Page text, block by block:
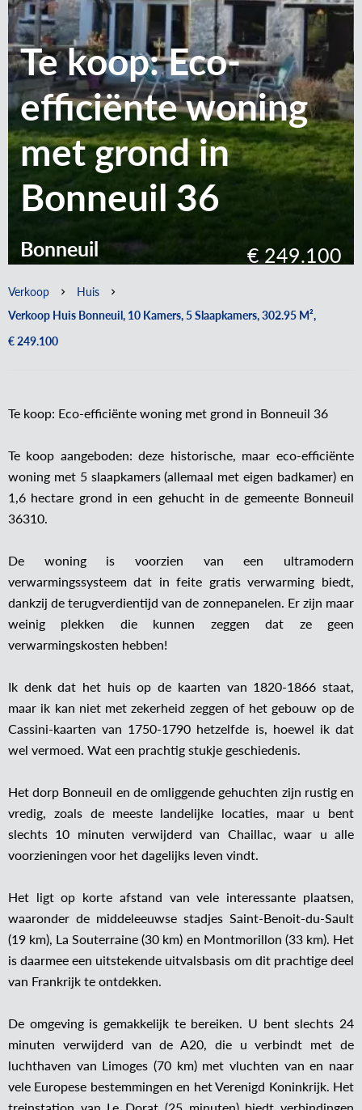
Te koop: Eco-
efficiënte woning
met grond in
Bonneuil 36
Bonneuil € 249.100
Verkoop
Huis
Verkoop Huis Bonneuil, 10 Kamers, 5 Slaapkamers, 302.95 M²,
€ 249.100
Te koop: Eco-efficiënte woning met grond in Bonneuil 36
Te koop aangeboden: deze historische, maar eco-efficiënte
woning met 5 slaapkamers (allemaal met eigen badkamer) en
1,6 hectare grond in een gehucht in de gemeente Bonneuil
36310.
De woning is voorzien van een ultramodern
verwarmingssysteem dat in feite gratis verwarming biedt,
dankzij de terugverdientijd van de zonnepanelen. Er zijn maar
weinig plekken die kunnen zeggen dat ze geen
verwarmingskosten hebben!
Ik denk dat het huis op de kaarten van 1820-1866 staat,
maar ik kan niet met zekerheid zeggen of het gebouw op de
Cassini-kaarten van 1750-1790 hetzelfde is, hoewel ik dat
wel vermoed. Wat een prachtig stukje geschiedenis.
Het dorp Bonneuil en de omliggende gehuchten zijn rustig en
vredig, zoals de meeste landelijke locaties, maar u bent
slechts 10 minuten verwijderd van Chaillac, waar u alle
voorzieningen voor het dagelijks leven vindt.
Het ligt op korte afstand van vele interessante plaatsen,
waaronder de middeleeuwse stadjes Saint-Benoit-du-Sault
(19 km), La Souterraine (30 km) en Montmorillon (33 km). Het
is daarmee een uitstekende uitvalsbasis om dit prachtige deel
van Frankrijk te ontdekken.
De omgeving is gemakkelijk te bereiken. U bent slechts 24
minuten verwijderd van de A20, die u verbindt met de
luchthaven van Limoges (70 km) met vluchten van en naar
vele Europese bestemmingen en het Verenigd Koninkrijk. Het